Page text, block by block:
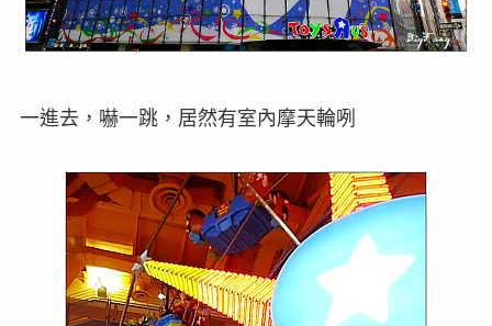
一進去，嚇一跳，居然有室內摩天輪咧